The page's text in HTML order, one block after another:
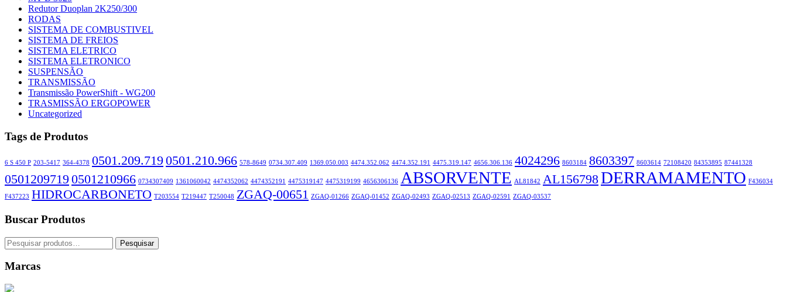
Redutor Duoplan 2K250/300
RODAS
SISTEMA DE COMBUSTIVEL
SISTEMA DE FREIOS
SISTEMA ELETRICO
SISTEMA ELETRONICO
SUSPENSÃO
TRANSMISSÃO
Transmissão PowerShift - WG200
TRASMISSÃO ERGOPOWER
Uncategorized
Tags de Produtos
6 S 450 P 203-5417 364-4378 0501.209.719 0501.210.966 578-8649 0734.307.409 1369.050.003 4474.352.062 4474.352.191 4475.319.147 4656.306.136 4024296 8603184 8603397 8603614 72108420 84353895 87441328
0501209719 0501210966 0734307409 1361060042 4474352062 4474352191 4475319147 4475319199 4656306136 ABSORVENTE AL81842 AL156798DERRAMAMENTO F436034
F437223 HIDROCARBONETO T203554 T219447 T250048 ZGAQ-00651 ZGAQ-01266 ZGAQ-01452 ZGAQ-02493 ZGAQ-02513 ZGAQ-02591 ZGAQ-03537
Buscar Produtos
Pesquisar
por:
Pesquisar
Marcas